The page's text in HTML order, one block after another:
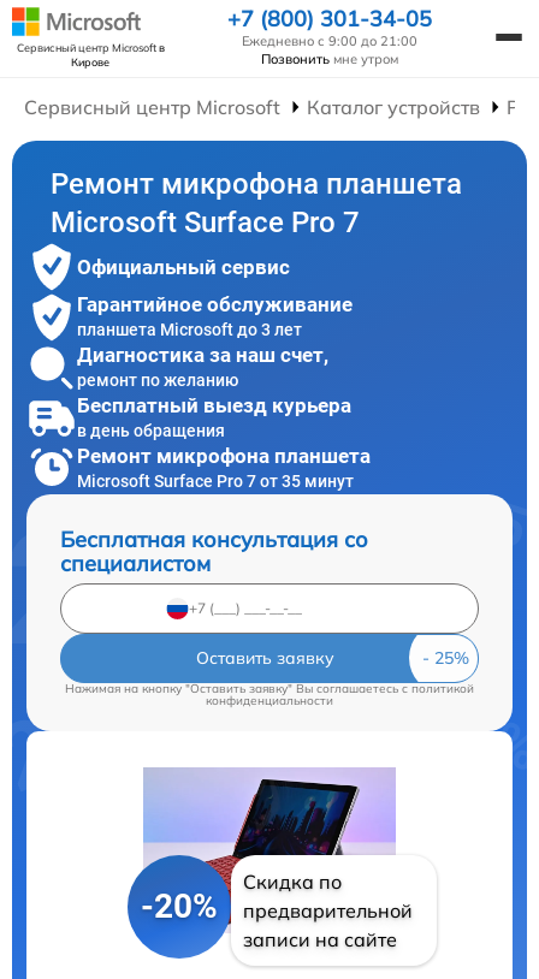
Сервисный центр Microsoftв
Кирове
+7 (800) 301-34-05
Ежедневно с 9:00 до 21:00
Позвонить мне утром
Сервисный центр Microsoft Каталог устройств
Ремонт микрофона планшета
Microsoft Surface Pro 7
Официальный сервис
Гарантийное обслуживание
планшета Microsoft до 3 лет
Диагностика за наш счет,
ремонт по желанию
Бесплатный выезд курьера
в день обращения
Ремонт микрофона планшета
Microsoft Surface Pro 7 от 35 минут
Бесплатная консультация со
специалистом
Оставить заявку
Нажимая на кнопку "Оставить заявку" Вы соглашаетесь cполитикой
конфиденциальности
-20%
Скидка по
предварительной
записи на сайте